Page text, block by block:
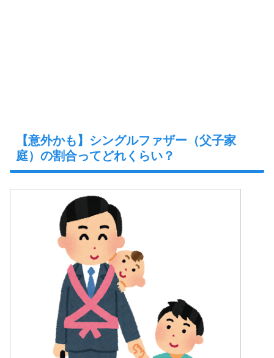
【意外かも】シングルファザー（父子家
庭）の割合ってどれくらい？